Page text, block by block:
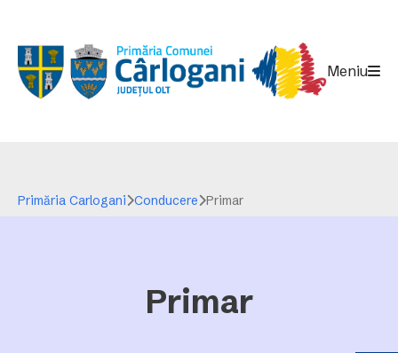
Meniu
Primăria Carlogani Conducere Primar
Primar